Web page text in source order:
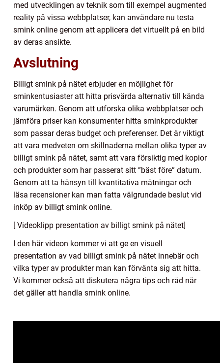
med utvecklingen av teknik som till exempel augmented
reality på vissa webbplatser, kan användare nu testa
smink online genom att applicera det virtuellt på en bild
av deras ansikte.
Avslutning
Billigt smink på nätet erbjuder en möjlighet för
sminkentusiaster att hitta prisvärda alternativ till kända
varumärken. Genom att utforska olika webbplatser och
jämföra priser kan konsumenter hitta sminkprodukter
som passar deras budget och preferenser. Det är viktigt
att vara medveten om skillnaderna mellan olika typer av
billigt smink på nätet, samt att vara försiktig med kopior
och produkter som har passerat sitt ”bäst före” datum.
Genom att ta hänsyn till kvantitativa mätningar och
läsa recensioner kan man fatta välgrundade beslut vid
inköp av billigt smink online.
[ Videoklipp presentation av billigt smink på nätet]
I den här videon kommer vi att ge en visuell
presentation av vad billigt smink på nätet innebär och
vilka typer av produkter man kan förvänta sig att hitta.
Vi kommer också att diskutera några tips och råd när
det gäller att handla smink online.